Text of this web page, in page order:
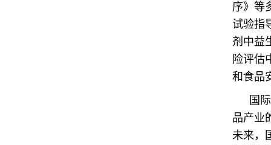
序》等
试验指
剂中益
险评估
和食品
国
品产业
未来，